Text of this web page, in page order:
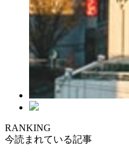
RANKING
今読まれている記事